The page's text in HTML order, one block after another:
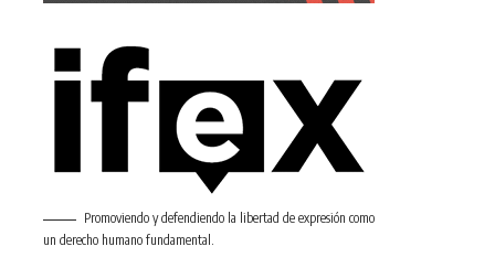
Promoviendo y defendiendo la libertad de expresión como
un derecho humano fundamental.